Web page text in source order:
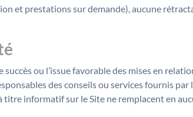
et prestations sur demande), aucune
succès ou l’issue favorable des mises en
des conseils ou services fournis
titre informatif sur le Site ne remplacent en